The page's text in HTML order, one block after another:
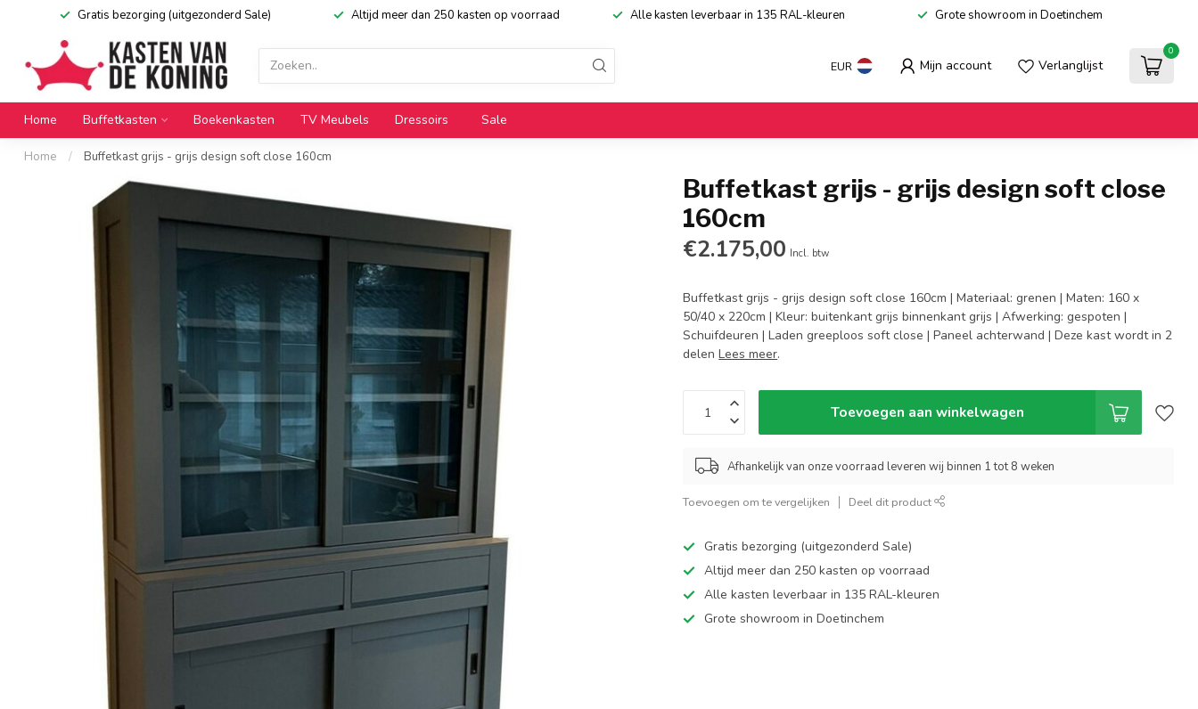
Gratis bezorging (uitgezonderd Sale) Altijd meer dan 250 kasten op voorraad Alle kasten leverbaar in 135 RAL-kleuren Grote showroom in Doetinchem
EUR Mijn account Verlanglijst
0
Home Buffetkasten Boekenkasten TV Meubels Dressoirs Sale
Home / Buffetkast grijs - grijs design soft close 160cm
Buffetkast grijs - grijs design soft close
160cm
€2.175,00 Incl. btw
Buffetkast grijs - grijs design soft close 160cm | Materiaal: grenen | Maten: 160 x
50/40 x 220cm | Kleur: buitenkant grijs binnenkant grijs | Afwerking: gespoten |
Schuifdeuren | Laden greeploos soft close | Paneel achterwand | Deze kast wordt in 2
delenLees meer.
Toevoegen aan winkelwagen
Afhankelijk van onze voorraad leveren wij binnen 1 tot 8 weken
Toevoegen om te vergelijken Deel dit product
Gratis bezorging (uitgezonderd Sale)
Altijd meer dan 250 kasten op voorraad
Alle kasten leverbaar in 135 RAL-kleuren
Grote showroom in Doetinchem